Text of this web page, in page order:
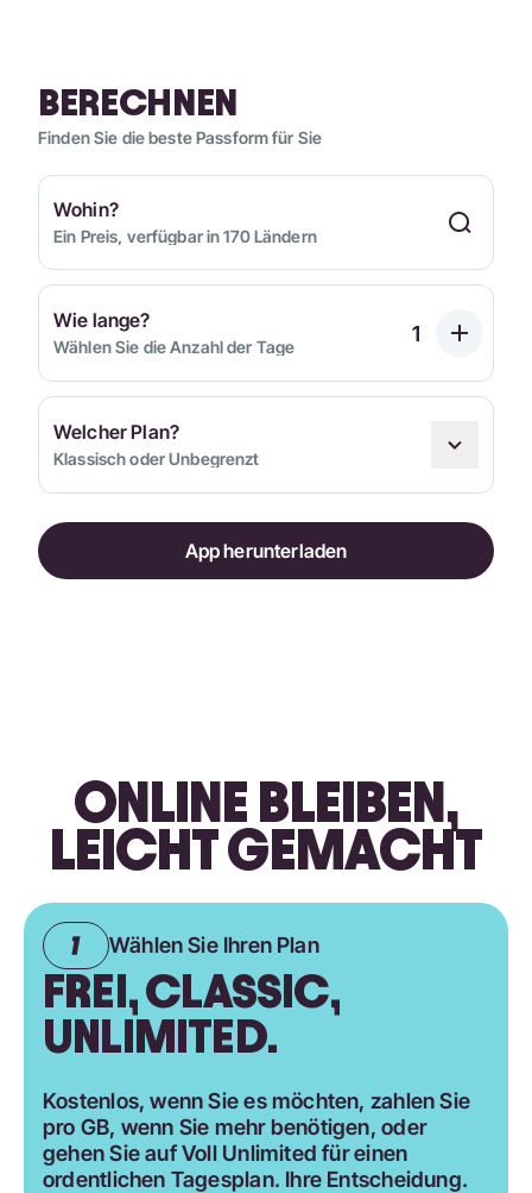
BERECHNEN
Finden Sie die beste Passform für Sie
Wohin?
Ein Preis, verfügbar in 170 Ländern
Wie lange?
Wählen Sie die Anzahl der Tage
Welcher Plan?
Klassisch oder Unbegrenzt
App herunterladen
ONLINE BLEIBEN,
LEICHT GEMACHT
Wählen Sie Ihren Plan
FREI, CLASSIC,
UNLIMITED.
Kostenlos, wenn Sie es möchten, zahlen Sie
pro GB, wenn Sie mehr benötigen, oder
gehen Sie auf Voll Unlimited für einen
ordentlichen Tagesplan. Ihre Entscheidung.